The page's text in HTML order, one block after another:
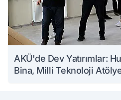
AKÜ'de Dev Yatırımlar:
Bina, Milli Teknoloji